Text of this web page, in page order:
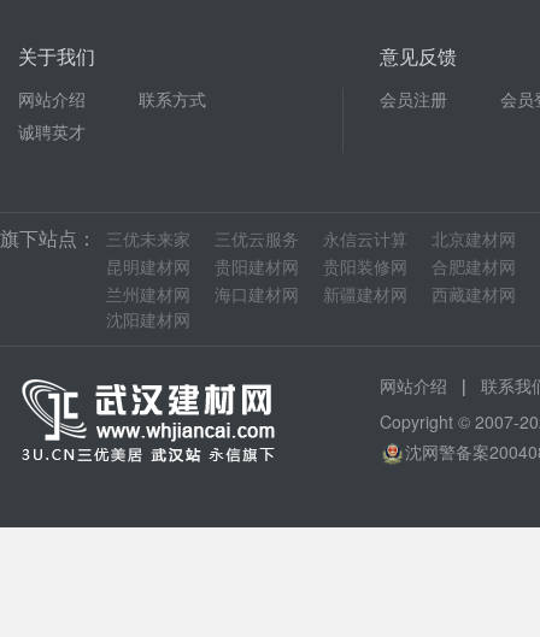
关于我们
网站介绍
联系方式
诚聘英才
意见反馈
会员注册 会员
旗下站点： 三优未来家 三优云服务 永信云计算 北京建材网
昆明建材网
贵阳建材网 贵阳装修网 合肥建材网
兰州建材网
海口建材网 新疆建材网 西藏建材网
沈阳建材网
网站介绍 | 联系我
Copyright © 2007-
沈网警备案